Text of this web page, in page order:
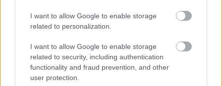
I want to allow Google to enable storage
related to personalization.
I want to allow Google to enable storage
related to security, including authentication
functionality and fraud prevention, and other
user protection.
23 órája